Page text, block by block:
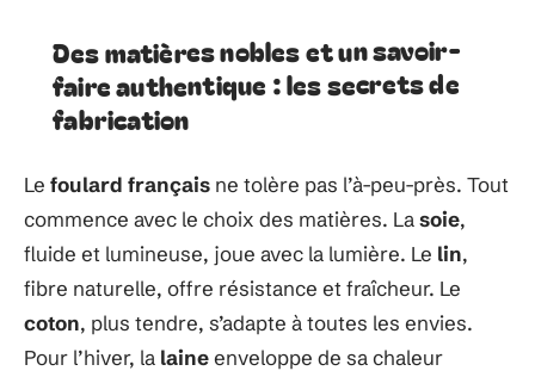
Des matières nobles et un savoir-
faire authentique : les secrets de
fabrication
Le foulard français ne tolère pas l’à-peu-près. Tout
commence avec le choix des matières. Lasoie,
fluide et lumineuse, joue avec la lumière. Le lin,
fibre naturelle, offre résistance et fraîcheur. Le
coton, plus tendre, s’adapte à toutes les envies.
Pour l’hiver, la laineenveloppe de sa chaleur